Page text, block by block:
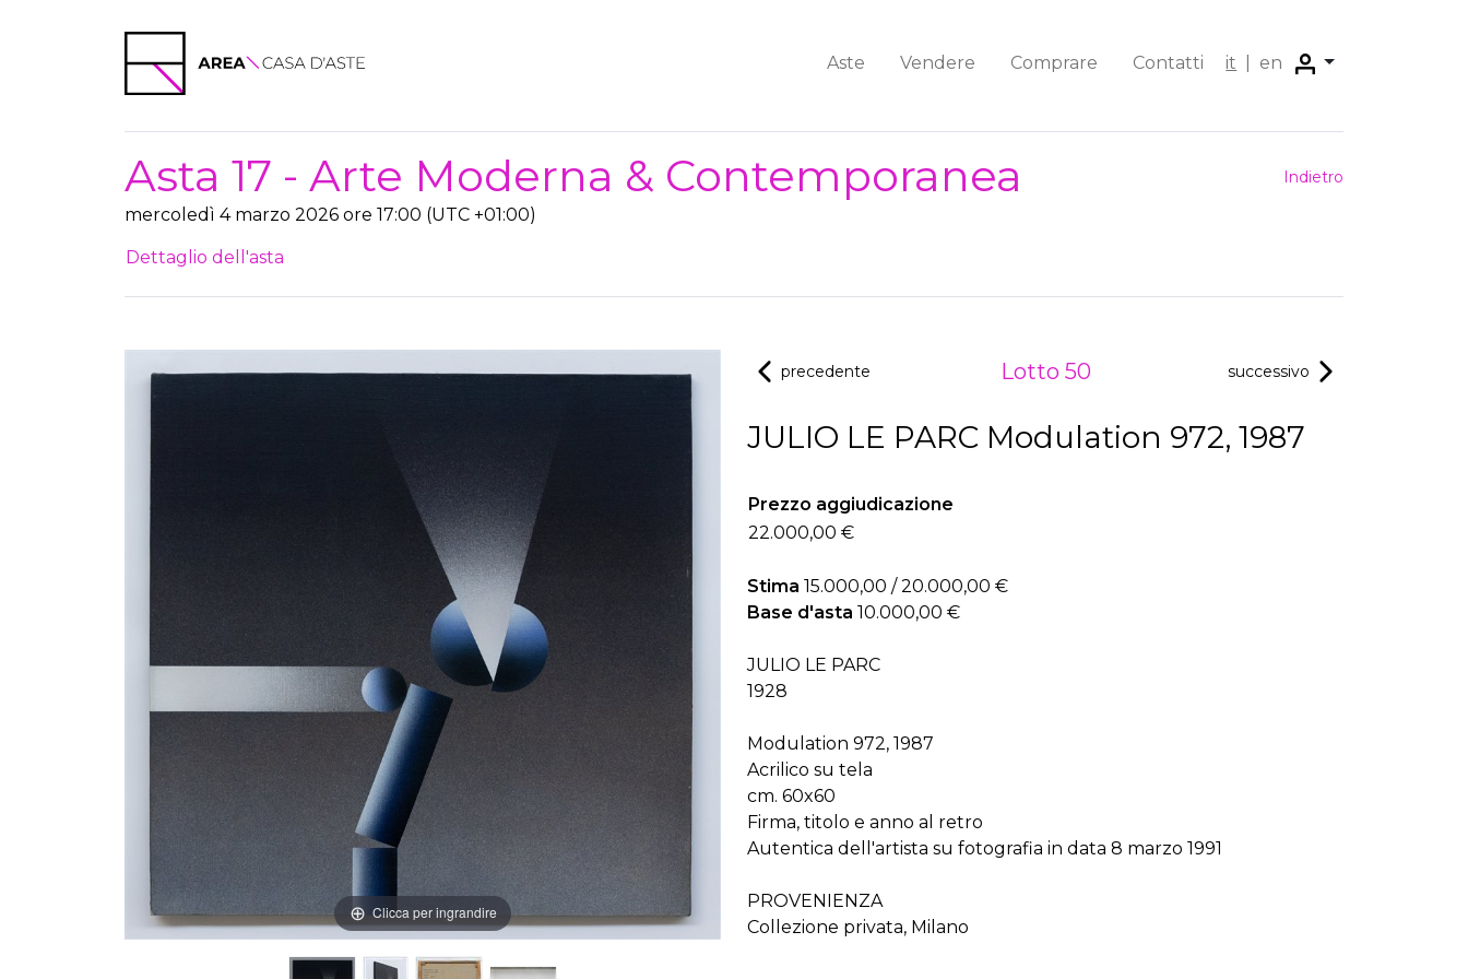
Aste Vendere Comprare Contatti it en
Asta 17 - Arte Moderna & Contemporanea Indietro
mercoledì 4 marzo 2026 ore 17:00 (UTC +01:00)
Dettaglio dell'asta
Clicca per ingrandire
precedente Lotto 50 successivo
JULIO LE PARC Modulation 972, 1987
Prezzo aggiudicazione
22.000,00 €
Stima 15.000,00 / 20.000,00 €
Base d'asta 10.000,00 €
JULIO LE PARC
1928
Modulation 972, 1987
Acrilico su tela
cm. 60x60
Firma, titolo e anno al retro
Autentica dell'artista su fotografia in data 8 marzo 1991
PROVENIENZA
Collezione privata, Milano